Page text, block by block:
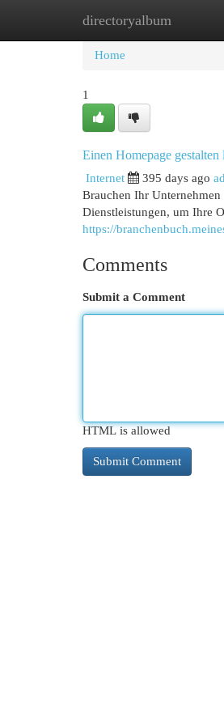
directoryalbum
Home New Site
Home
1
Einen Homepage
Internet 395 days ago
Brauchen Ihr Unternehmen
Dienstleistungen, um Ihre
https://
Comments
Submit a Comment
HTML is allowed